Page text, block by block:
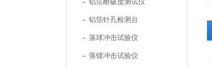
铝箔针孔检测台
落球冲击试验仪
落镖冲击试验仪